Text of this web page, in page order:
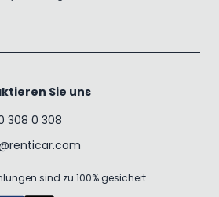
Sie uns
308 0 308
sind zu 100% gesichert